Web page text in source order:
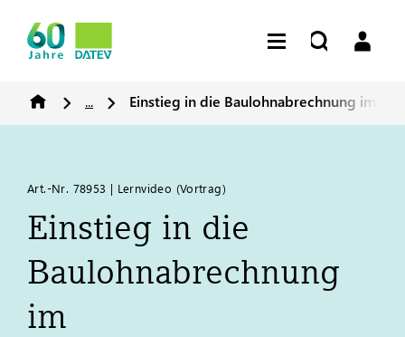
... Einstieg in die Baulohnabrechnung im
Art.-Nr. 78953 | Lernvideo (Vortrag)
Einstieg in die
Baulohnabrechnung
im